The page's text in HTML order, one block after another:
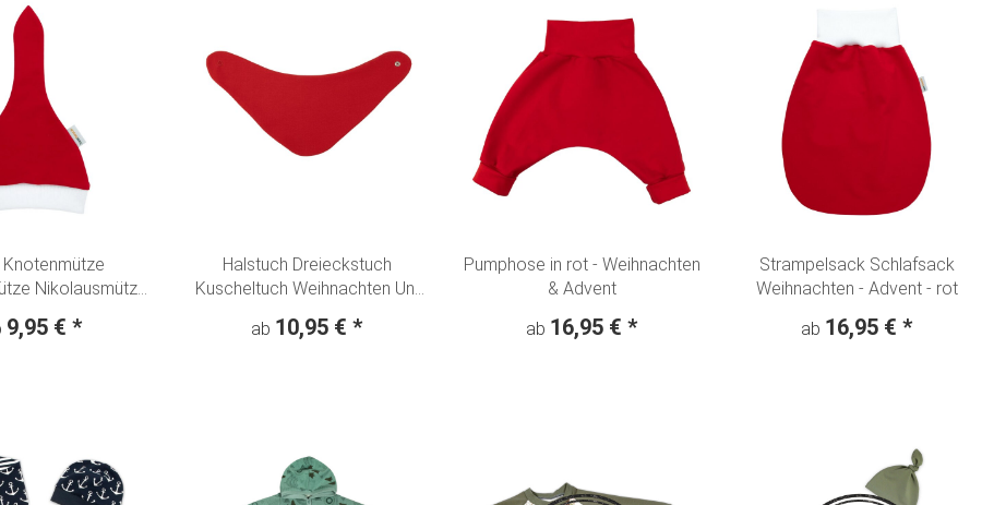
Nikolausmütze
9,95 € *
Halstuch Dreieckstuch
Kuscheltuch Weihnachten Uni
ab 10,95 € *
Pumphose in rot - Weihnachten
& Advent
ab 16,95 € *
Strampelsack Schlafsack
Weihnachten - Advent - rot
ab 16,95 € *